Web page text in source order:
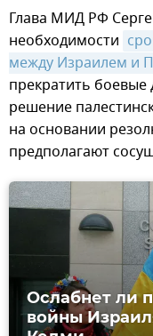
Глава МИД РФ
необходимости
между Израилем и
прекратить боевые
решение
на основании
предполагают
Ослабнет ли
войны